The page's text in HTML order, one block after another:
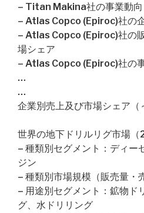
– Titan Makina社の事業動向
– Atlas Copco (Epiroc)社の
– Atlas Copco (Epiroc)社の
場シェア
– Atlas Copco (Epiroc)社の
…
…
企業別売上及び市場シェア（
世界の地下ドリルリグ市場（
– 種類別セグメント：ディー
ジン
– 種類別市場規模（販売量・
– 用途別セグメント：鉱物ド
グ、水ドリリング